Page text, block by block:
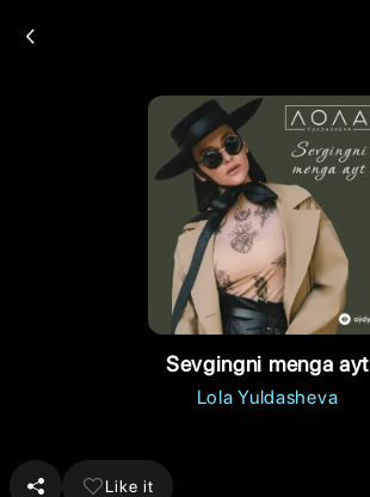
Sevgingni menga ayt
Lola Yuldasheva
Like it